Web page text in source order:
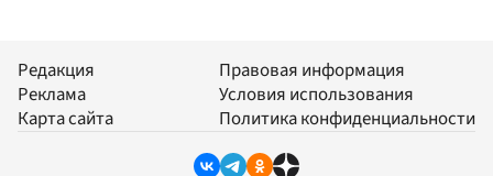
Редакция
Реклама
Карта сайта
Правовая информация
Условия использования
Политика конфиденциальности